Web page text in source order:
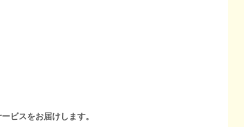
ビスをお届けします。